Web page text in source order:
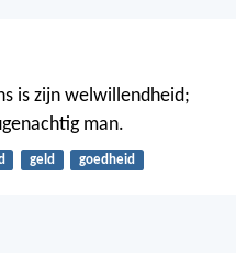
is zijn welwillendheid;
man.
geld goedheid